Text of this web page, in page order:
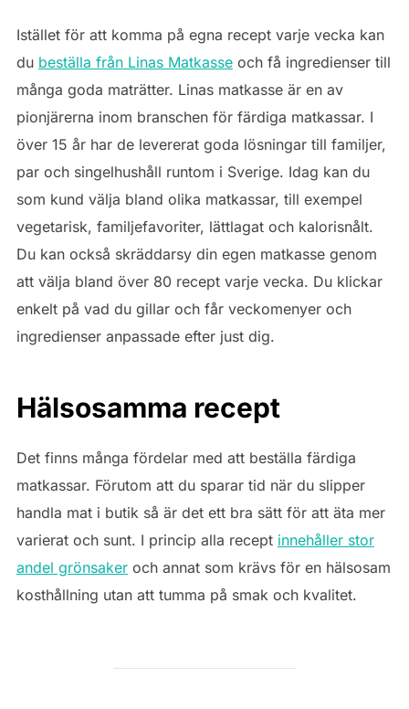
Istället för att komma på egna recept varje vecka kan
du beställa från Linas Matkasseoch få ingredienser till
många goda maträtter. Linas matkasse är en av
pionjärerna inom branschen för färdiga matkassar. I
över 15 år har de levererat goda lösningar till familjer,
par och singelhushåll runtom i Sverige. Idag kan du
som kund välja bland olika matkassar, till exempel
vegetarisk, familjefavoriter, lättlagat och kalorisnålt.
Du kan också skräddarsy din egen matkasse genom
att välja bland över 80 recept varje vecka. Du klickar
enkelt på vad du gillar och får veckomenyer och
ingredienser anpassade efter just dig.
Hälsosamma recept
Det finns många fördelar med att beställa färdiga
matkassar. Förutom att du sparar tid när du slipper
handla mat i butik så är det ett bra sätt för att äta mer
varierat och sunt. I princip alla recept innehåller stor
andel grönsakeroch annat som krävs för en hälsosam
kosthållning utan att tumma på smak och kvalitet.